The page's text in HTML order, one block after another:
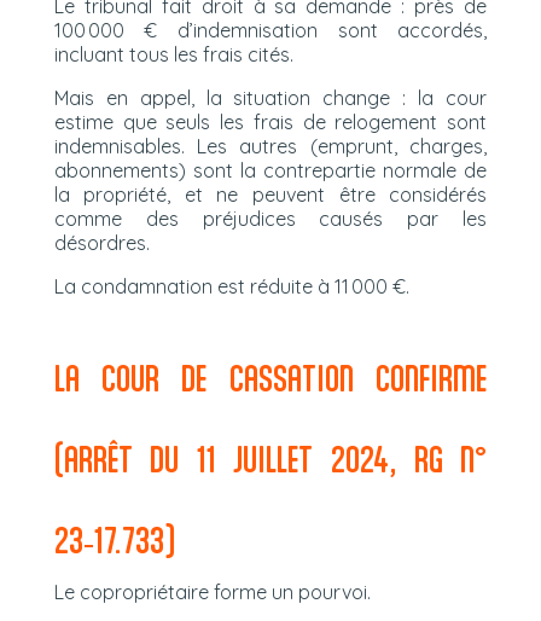
Le tribunal fait droit à sa demande : près de
100 000 € d’indemnisation sont accordés,
incluant tous les frais cités.
Mais en appel, la situation change : la cour
estime que seuls les frais de relogement sont
indemnisables. Les autres (emprunt, charges,
abonnements) sont la contrepartie normale de
la propriété, et ne peuvent être considérés
comme des préjudices causés par les
désordres.
La condamnation est réduite à 11 000 €.
LA COUR DE CASSATION CONFIRME
(ARRÊT DU 11 JUILLET 2024, RG N°
23‑17.733)
Le copropriétaire forme un pourvoi.